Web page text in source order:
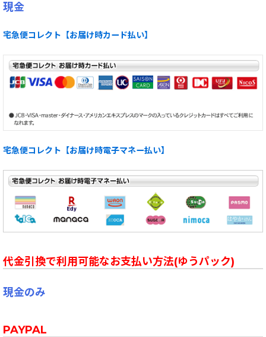
現金
宅急便コレクト【お届け時カード払い】
宅急便コレクト【お届け時電子マネー払い】
代金引換で利用可能なお支払い方法(ゆうパック)
現金のみ
PAYPAL